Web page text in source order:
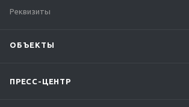
Реквизиты
ОБЪЕКТЫ
ПРЕСС-ЦЕНТР